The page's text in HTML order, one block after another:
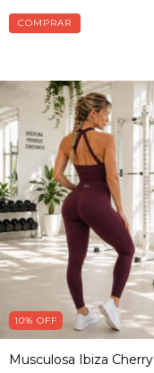
COMPRAR
10% OFF
Musculosa Ibiza Cherry